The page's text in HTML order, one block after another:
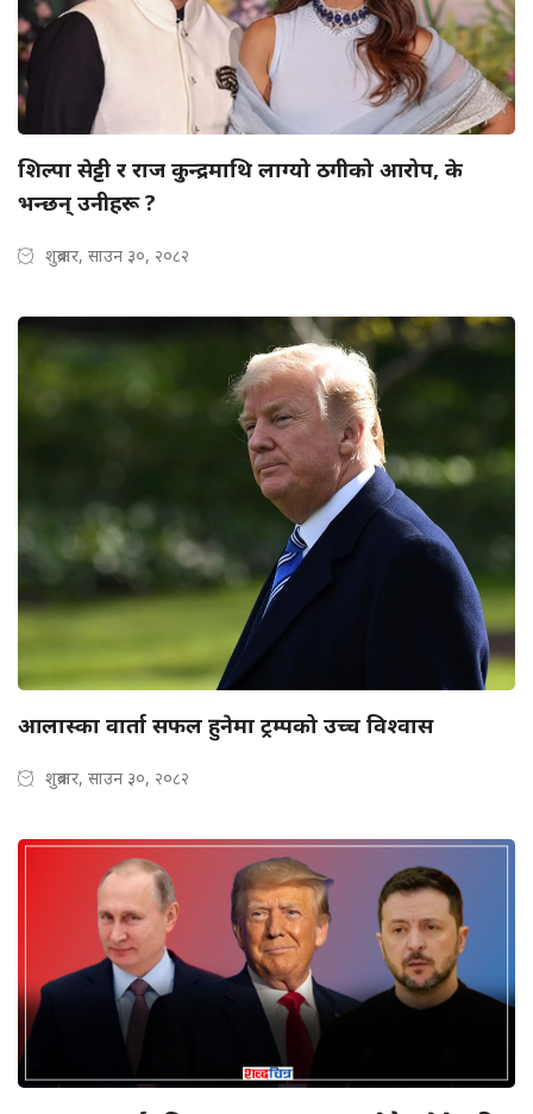
शिल्पा सेट्टी र राज कुन्द्रमाथि लाग्यो ठगीको आरोप, के
भन्छन् उनीहरू ?
शुक्रबार, साउन ३०, २०८२
आलास्का वार्ता सफल हुनेमा ट्रम्पको उच्च विश्वास
शुक्रबार, साउन ३०, २०८२